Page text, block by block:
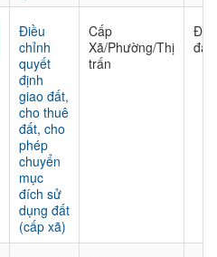
Điều
chỉnh
quyết
định
giao đất,
cho thuê
đất, cho
phép
chuyển
mục
đích sử
dụng đất
(cấp xã)
Cấp
Xã/Phường/Thị
trấn
Đất
đai